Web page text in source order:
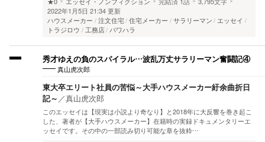
2022年1月5日 21:34 更新
ハウスメーカー
注文住宅 住宅メーカー サラリーマン
エッセイ
トラジロウ
工務店 パワハラ
秀才ゆえの負のスパイラル…波乱万丈サラリーマン奮闘記④
真山虎次郎
東大卒エリート社員の苦悩～大手ハウスメーカー紆余曲折日
記～ ／真山虎次郎
このエッセイは【現実は小説より奇なり】と2018年に大反響を巻き起こ
した、著者が【大手ハウスメーカー】在籍時の実録ドキュメンタリーエ
ッセイです。その中の一部読み切り可能な章を抜粋…